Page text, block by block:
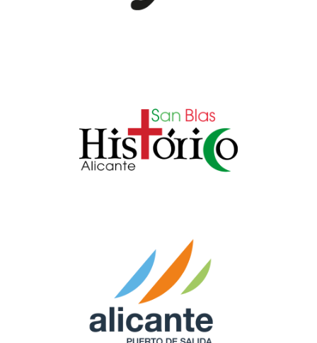
San Blas Histrico Alicante
Arte web
Alicante Puerto de Salida
Arte web